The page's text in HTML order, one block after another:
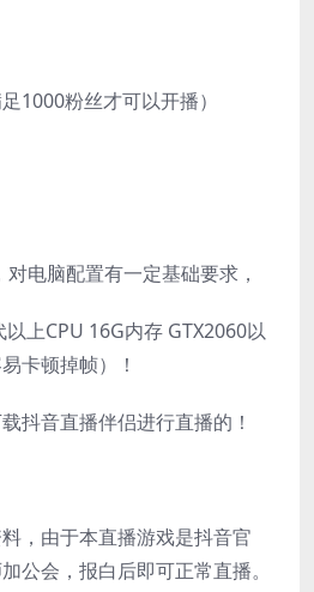
1000粉丝才可以开播）
电脑配置有一定基础要求，
上CPU 16G内存 GTX2060以
卡顿掉帧）！
抖音直播伴侣进行直播的！
，由于本直播游戏是抖音官
公会，报白后即可正常直播。